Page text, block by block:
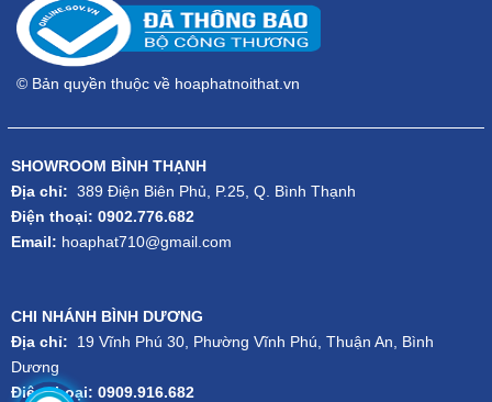
© Bản quyền thuộc về hoaphatnoithat.vn
SHOWROOM BÌNH THẠNH
Địa chỉ: 389 Điện Biên Phủ, P.25, Q. Bình Thạnh
Điện thoại: 0902.776.682
Email: hoaphat710@gmail.com
CHI NHÁNH BÌNH DƯƠNG
Địa chỉ: 19 Vĩnh Phú 30, Phường Vĩnh Phú, Thuận An, Bình
Dương
Điện thoại: 0909.916.682